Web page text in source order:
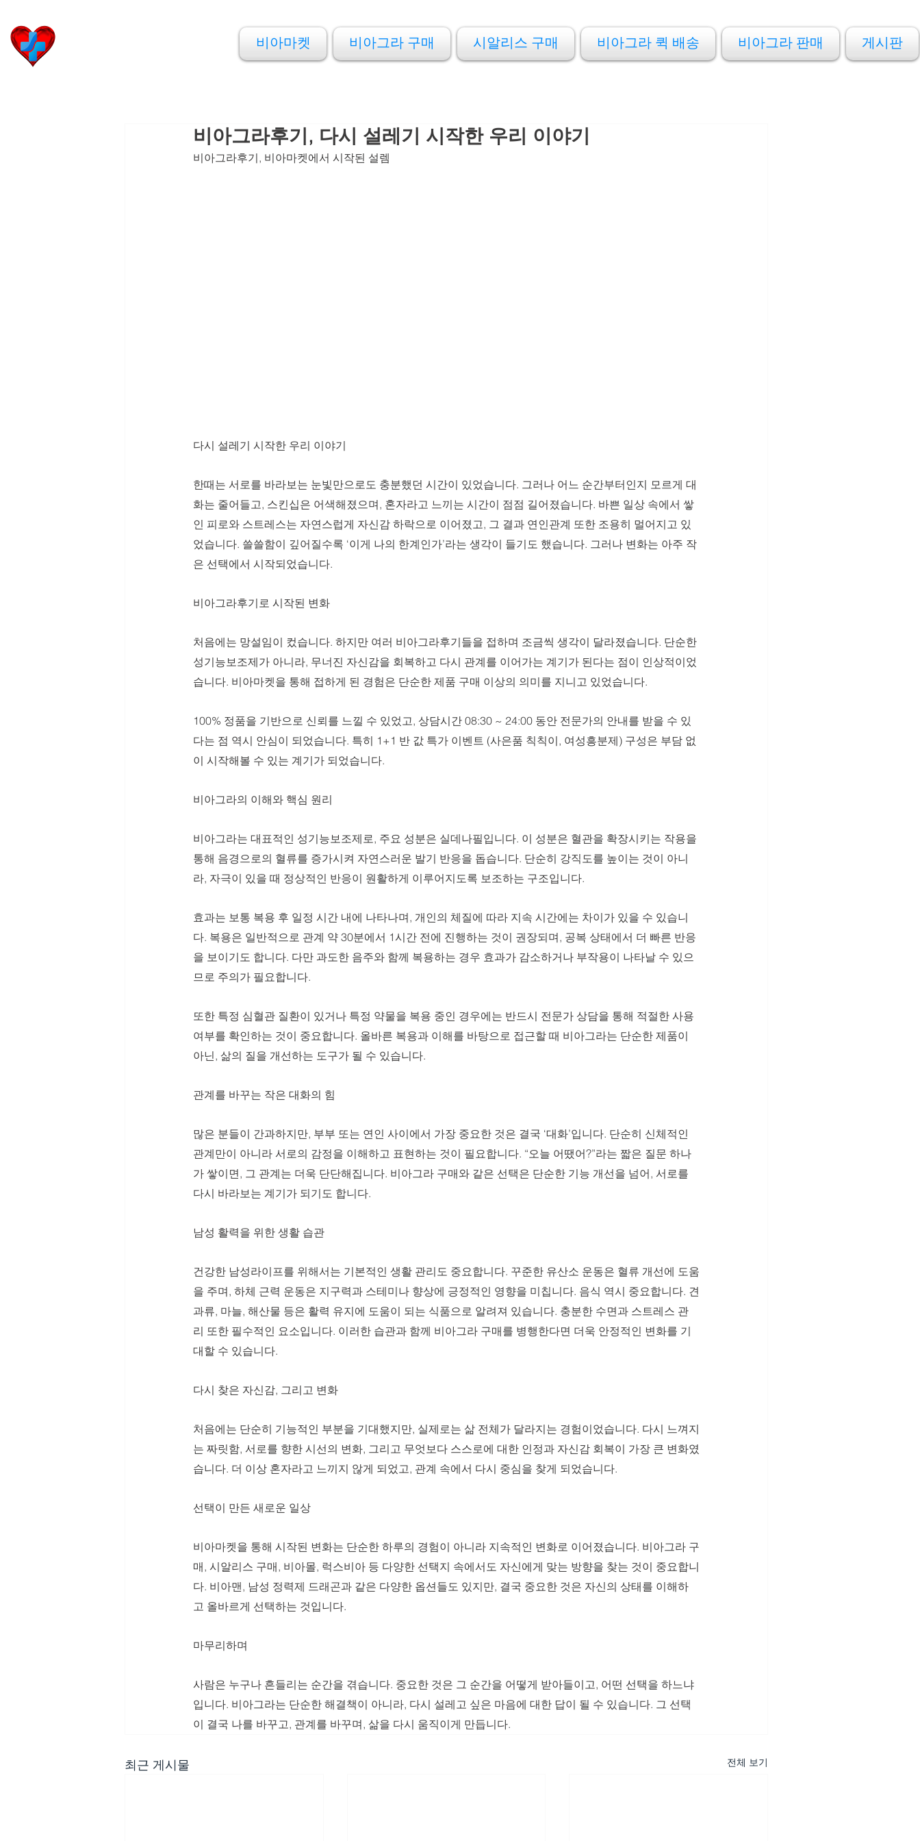
비아마켓 비아그라 구매 시알리스 구매 비아그라 퀵 배송 비아그라 판매 게시판
비아그라후기, 다시 설레기 시작한 우리 이야기
비아그라후기, 비아마켓에서 시작된 설렘
다시 설레기 시작한 우리 이야기
한때는 서로를 바라보는 눈빛만으로도 충분했던 시간이 있었습니다. 그러나 어느 순간부터인지 모르게 대
화는 줄어들고, 스킨십은 어색해졌으며, 혼자라고 느끼는 시간이 점점 길어졌습니다. 바쁜 일상 속에서 쌓
인 피로와 스트레스는 자연스럽게 자신감 하락으로 이어졌고, 그 결과 연인관계 또한 조용히 멀어지고 있
었습니다. 쓸쓸함이 깊어질수록 ‘이게 나의 한계인가’라는 생각이 들기도 했습니다. 그러나 변화는 아주 작
은 선택에서 시작되었습니다.
비아그라후기로 시작된 변화
처음에는 망설임이 컸습니다. 하지만 여러 비아그라후기들을 접하며 조금씩 생각이 달라졌습니다. 단순한
성기능보조제가 아니라, 무너진 자신감을 회복하고 다시 관계를 이어가는 계기가 된다는 점이 인상적이었
습니다. 비아마켓을 통해 접하게 된 경험은 단순한 제품 구매 이상의 의미를 지니고 있었습니다.
100% 정품을 기반으로 신뢰를 느낄 수 있었고, 상담시간 08:30 ~ 24:00 동안 전문가의 안내를 받을 수 있
다는 점 역시 안심이 되었습니다. 특히 1+1 반 값 특가 이벤트 (사은품 칙칙이, 여성흥분제) 구성은 부담 없
이 시작해볼 수 있는 계기가 되었습니다.
비아그라의 이해와 핵심 원리
비아그라는 대표적인 성기능보조제로, 주요 성분은 실데나필입니다. 이 성분은 혈관을 확장시키는 작용을
통해 음경으로의 혈류를 증가시켜 자연스러운 발기 반응을 돕습니다. 단순히 강직도를 높이는 것이 아니
라, 자극이 있을 때 정상적인 반응이 원활하게 이루어지도록 보조하는 구조입니다.
효과는 보통 복용 후 일정 시간 내에 나타나며, 개인의 체질에 따라 지속 시간에는 차이가 있을 수 있습니
다. 복용은 일반적으로 관계 약 30분에서 1시간 전에 진행하는 것이 권장되며, 공복 상태에서 더 빠른 반응
을 보이기도 합니다. 다만 과도한 음주와 함께 복용하는 경우 효과가 감소하거나 부작용이 나타날 수 있으
므로 주의가 필요합니다.
또한 특정 심혈관 질환이 있거나 특정 약물을 복용 중인 경우에는 반드시 전문가 상담을 통해 적절한 사용
여부를 확인하는 것이 중요합니다. 올바른 복용과 이해를 바탕으로 접근할 때 비아그라는 단순한 제품이
아닌, 삶의 질을 개선하는 도구가 될 수 있습니다.
관계를 바꾸는 작은 대화의 힘
많은 분들이 간과하지만, 부부 또는 연인 사이에서 가장 중요한 것은 결국 ‘대화’입니다. 단순히 신체적인
관계만이 아니라 서로의 감정을 이해하고 표현하는 것이 필요합니다. “오늘 어땠어?”라는 짧은 질문 하나
가 쌓이면, 그 관계는 더욱 단단해집니다. 비아그라 구매와 같은 선택은 단순한 기능 개선을 넘어, 서로를
다시 바라보는 계기가 되기도 합니다.
남성 활력을 위한 생활 습관
건강한 남성라이프를 위해서는 기본적인 생활 관리도 중요합니다. 꾸준한 유산소 운동은 혈류 개선에 도움
을 주며, 하체 근력 운동은 지구력과 스테미나 향상에 긍정적인 영향을 미칩니다. 음식 역시 중요합니다. 견
과류, 마늘, 해산물 등은 활력 유지에 도움이 되는 식품으로 알려져 있습니다. 충분한 수면과 스트레스 관
리 또한 필수적인 요소입니다. 이러한 습관과 함께 비아그라 구매를 병행한다면 더욱 안정적인 변화를 기
대할 수 있습니다.
다시 찾은 자신감, 그리고 변화
처음에는 단순히 기능적인 부분을 기대했지만, 실제로는 삶 전체가 달라지는 경험이었습니다. 다시 느껴지
는 짜릿함, 서로를 향한 시선의 변화, 그리고 무엇보다 스스로에 대한 인정과 자신감 회복이 가장 큰 변화였
습니다. 더 이상 혼자라고 느끼지 않게 되었고, 관계 속에서 다시 중심을 찾게 되었습니다.
선택이 만든 새로운 일상
비아마켓을 통해 시작된 변화는 단순한 하루의 경험이 아니라 지속적인 변화로 이어졌습니다. 비아그라 구
매, 시알리스 구매, 비아몰, 럭스비아 등 다양한 선택지 속에서도 자신에게 맞는 방향을 찾는 것이 중요합니
다. 비아맨, 남성 정력제 드래곤과 같은 다양한 옵션들도 있지만, 결국 중요한 것은 자신의 상태를 이해하
고 올바르게 선택하는 것입니다.
마무리하며
사람은 누구나 흔들리는 순간을 겪습니다. 중요한 것은 그 순간을 어떻게 받아들이고, 어떤 선택을 하느냐
입니다. 비아그라는 단순한 해결책이 아니라, 다시 설레고 싶은 마음에 대한 답이 될 수 있습니다. 그 선택
이 결국 나를 바꾸고, 관계를 바꾸며, 삶을 다시 움직이게 만듭니다.
최근 게시물 전체 보기